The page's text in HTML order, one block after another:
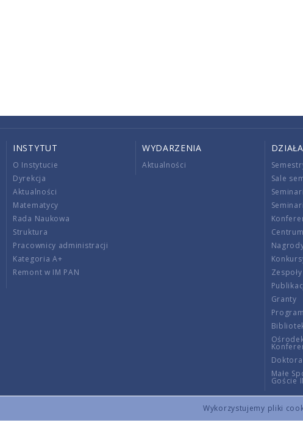
Wykorzystujemy pliki
INSTYTUT
O Instytucie
Dyrekcja
Aktualności
Matematycy
Rada Naukowa
Struktura
Pracownicy administracji
Kategoria A+
Remont w IM PAN
WYDARZENIA
Aktualności
Sale
Granty
Małe
Goście